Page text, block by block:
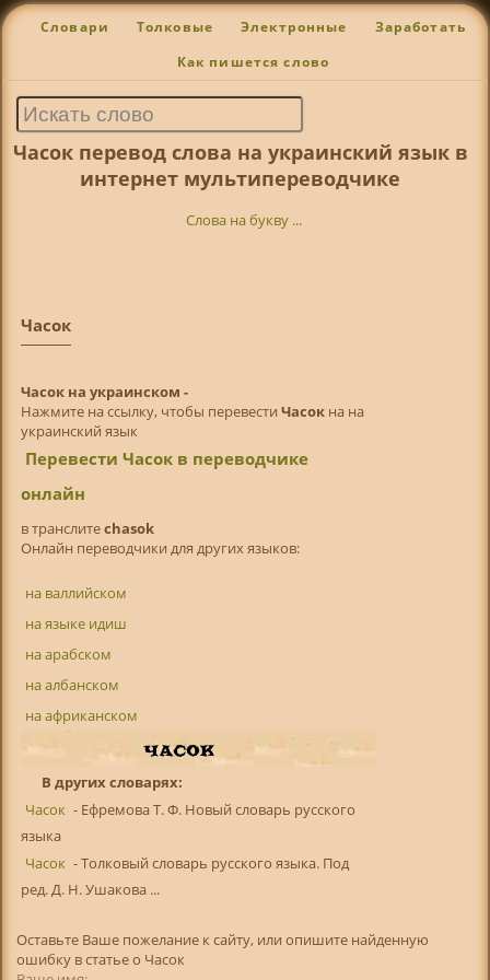
Словари Толковые Электронные Заработать
Как пишется слово
Часок перевод слова на украинский язык в
интернет мультипереводчике
Слова на букву ...
Часок
Часок на украинском -
Нажмите на ссылку, чтобы перевести Часокна на
украинский язык
Перевести Часок в переводчике
онлайн
в транслитechasok
Онлайн переводчики для других языков:
на валлийском
на языке идиш
на арабском
на албанском
на африканском
В других словарях:
Часок - Ефремова Т. Ф. Новый словарь русского
языка
Часок - Толковый словарь русского языка. Под
ред. Д. Н. Ушакова ...
Оставьте Ваше пожелание к сайту, или опишите найденную
ошибку в статье о Часок